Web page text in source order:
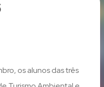
os alunos das três